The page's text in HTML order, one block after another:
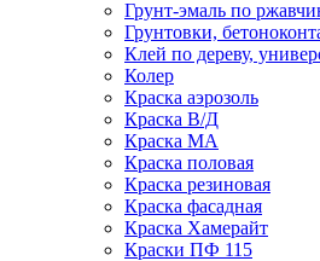
Грунт-эмаль по
Грунтовки,
Клей по дереву,
Колер
Краска аэрозоль
Краска В/Д
Краска МА
Краска половая
Краска резиновая
Краска фасадная
Краска Хамерайт
Краски ПФ 115